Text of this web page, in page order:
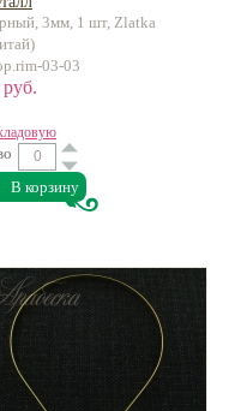
3мм, 1 шт, Zlatka
03-03
руб.
В корзину